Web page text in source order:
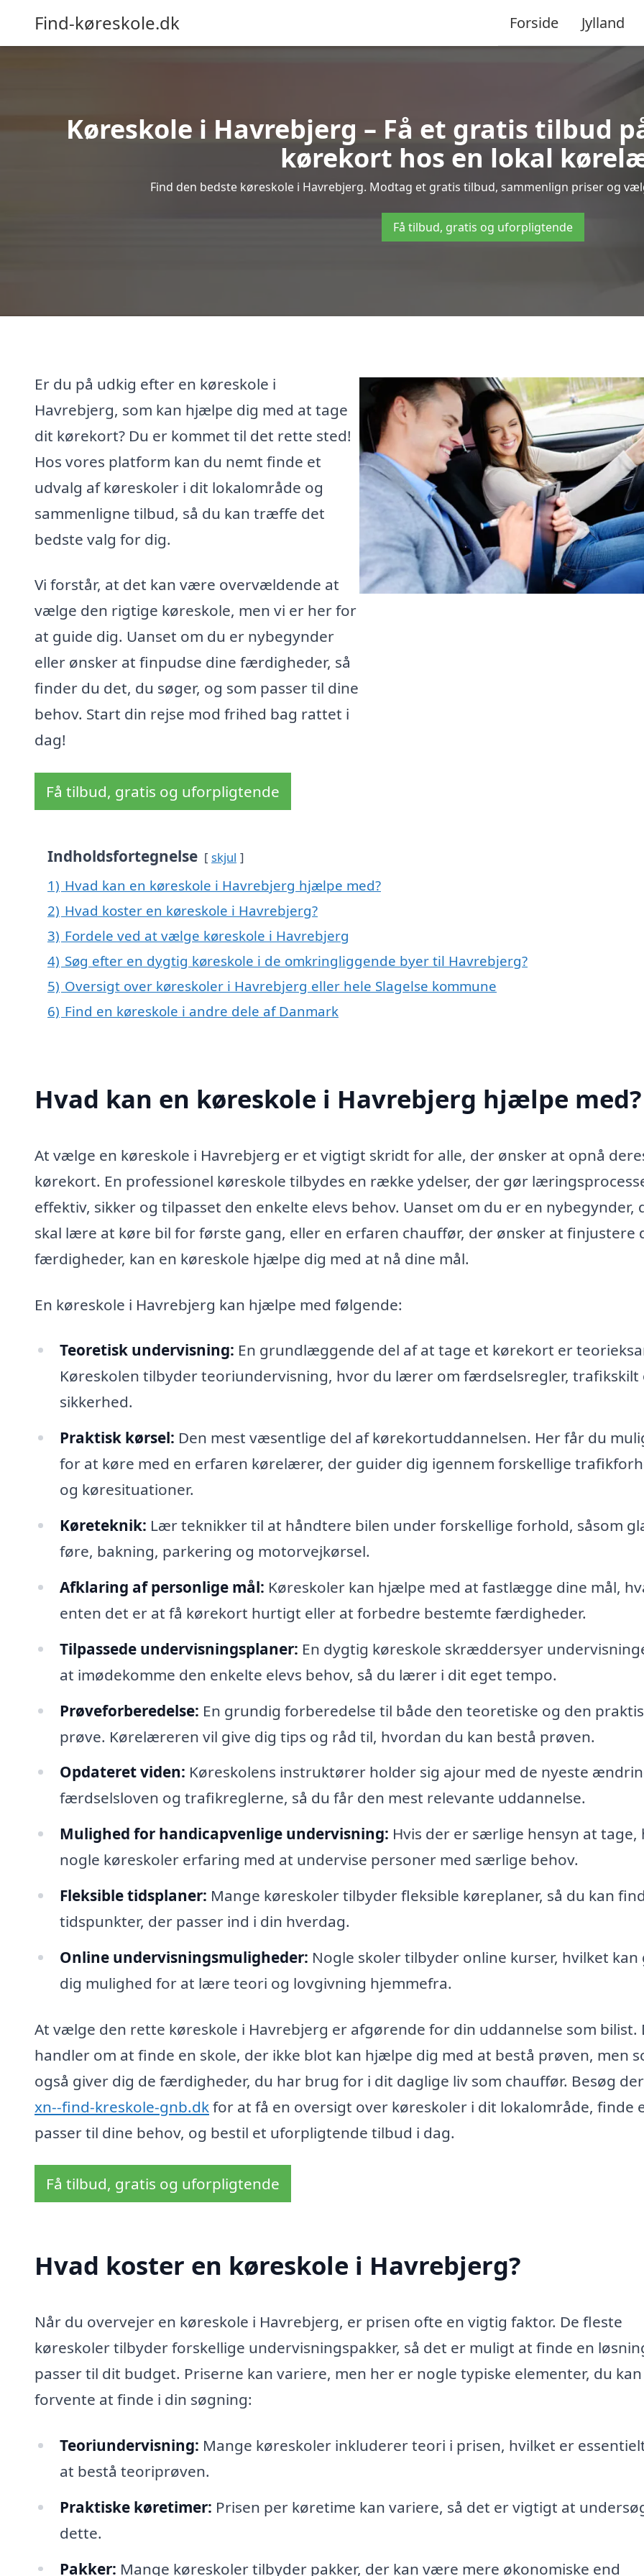
Find-køreskole.dk Forside Jylland
Køreskole i Havrebjerg – Få et gratis tilbud
kørekort hos en lokal
Find den bedste køreskole i Havrebjerg. Modtag et gratis tilbud, sammenlign priser og
Få tilbud, gratis og uforpligtende
Er du på udkig efter en køreskole i
Havrebjerg, som kan hjælpe dig med at tage
dit kørekort? Du er kommet til det rette sted!
Hos vores platform kan du nemt finde et
udvalg af køreskoler i dit lokalområde og
sammenligne tilbud, så du kan træffe det
bedste valg for dig.
Vi forstår, at det kan være overvældende at
vælge den rigtige køreskole, men vi er her for
at guide dig. Uanset om du er nybegynder
eller ønsker at finpudse dine færdigheder, så
finder du det, du søger, og som passer til dine
behov. Start din rejse mod frihed bag rattet i
dag!
Få tilbud, gratis og uforpligtende
Indholdsfortegnelse skjul
1) Hvad kan en køreskole i Havrebjerg hjælpe med?
2) Hvad koster en køreskole i Havrebjerg?
3) Fordele ved at vælge køreskole i Havrebjerg
4) Søg efter en dygtig køreskole i de omkringliggende byer til Havrebjerg?
5) Oversigt over køreskoler i Havrebjerg eller hele Slagelse kommune
6) Find en køreskole i andre dele af Danmark
Hvad kan en køreskole i Havrebjerg hjælpe med?
At vælge en køreskole i Havrebjerg er et vigtigt skridt for alle, der ønsker at opnå
kørekort. En professionel køreskole tilbydes en række ydelser, der gør
effektiv, sikker og tilpasset den enkelte elevs behov. Uanset om du er en nybegynder,
skal lære at køre bil for første gang, eller en erfaren chauffør, der ønsker at finjustere
færdigheder, kan en køreskole hjælpe dig med at nå dine mål.
En køreskole i Havrebjerg kan hjælpe med følgende:
Teoretisk undervisning: En grundlæggende del af at tage et kørekort er
Køreskolen tilbyder teoriundervisning, hvor du lærer om færdselsregler, trafikskilt
sikkerhed.
Praktisk kørsel: Den mest væsentlige del af kørekortuddannelsen. Her får du
for at køre med en erfaren kørelærer, der guider dig igennem forskellige
og køresituationer.
Køreteknik: Lær teknikker til at håndtere bilen under forskellige forhold, såsom
føre, bakning, parkering og motorvejkørsel.
Afklaring af personlige mål: Køreskoler kan hjælpe med at fastlægge dine mål,
enten det er at få kørekort hurtigt eller at forbedre bestemte færdigheder.
Tilpassede undervisningsplaner: En dygtig køreskole skræddersyer
at imødekomme den enkelte elevs behov, så du lærer i dit eget tempo.
Prøveforberedelse: En grundig forberedelse til både den teoretiske og den
prøve. Kørelæreren vil give dig tips og råd til, hvordan du kan bestå prøven.
Opdateret viden: Køreskolens instruktører holder sig ajour med de nyeste
færdselsloven og trafikreglerne, så du får den mest relevante uddannelse.
Mulighed for handicapvenlige undervisning: Hvis der er særlige hensyn at tage,
nogle køreskoler erfaring med at undervise personer med særlige behov.
Fleksible tidsplaner: Mange køreskoler tilbyder fleksible køreplaner, så du kan
tidspunkter, der passer ind i din hverdag.
Online undervisningsmuligheder: Nogle skoler tilbyder online kurser, hvilket kan
dig mulighed for at lære teori og lovgivning hjemmefra.
At vælge den rette køreskole i Havrebjerg er afgørende for din uddannelse som bilist.
handler om at finde en skole, der ikke blot kan hjælpe dig med at bestå prøven, men
også giver dig de færdigheder, du har brug for i dit daglige liv som chauffør. Besøg
xn--find-kreskole-gnb.dkfor at få en oversigt over køreskoler i dit lokalområde, finde
passer til dine behov, og bestil et uforpligtende tilbud i dag.
Få tilbud, gratis og uforpligtende
Hvad koster en køreskole i Havrebjerg?
Når du overvejer en køreskole i Havrebjerg, er prisen ofte en vigtig faktor. De fleste
køreskoler tilbyder forskellige undervisningspakker, så det er muligt at finde en
passer til dit budget. Priserne kan variere, men her er nogle typiske elementer, du kan
forvente at finde i din søgning:
Teoriundervisning: Mange køreskoler inkluderer teori i prisen, hvilket er
at bestå teoriprøven.
Praktiske køretimer: Prisen per køretime kan variere, så det er vigtigt at
dette.
Pakker: Mange køreskoler tilbyder pakker, der kan være mere økonomiske end